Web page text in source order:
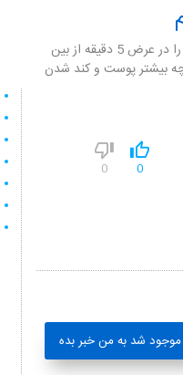
اسپری موبر بدن بانوان درمودریم موهای سر تا سر بدن را در عرض 5 دقيقه از بين
بيشتر پوست و کند شدن
0
0
موجود شد به من خبر بده